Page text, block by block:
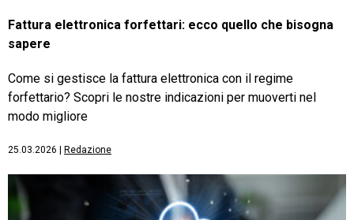
Fattura elettronica forfettari: ecco quello che bisogna
sapere
Come si gestisce la fattura elettronica con il regime
forfettario? Scopri le nostre indicazioni per muoverti nel
modo migliore
25.03.2026 Redazione